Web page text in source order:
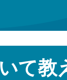
て教